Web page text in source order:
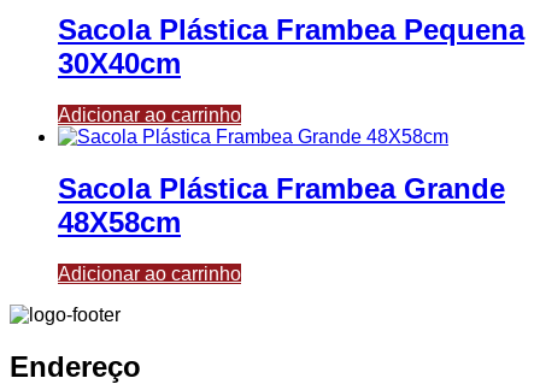
Sacola Plástica Frambea Pequena
30X40cm
Adicionar ao carrinho
Sacola Plástica Frambea Grande
48X58cm
Adicionar ao carrinho
Endereço